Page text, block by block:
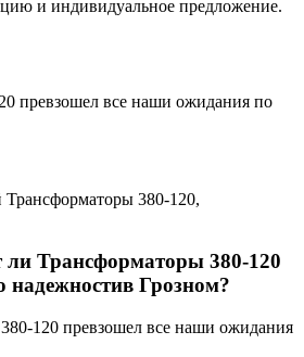
и индивидуальное предложение.
превзошел все наши ожидания по
Трансформаторы 380-120,
ли Трансформаторы 380-120
Грозном?
120 превзошел все наши ожидания